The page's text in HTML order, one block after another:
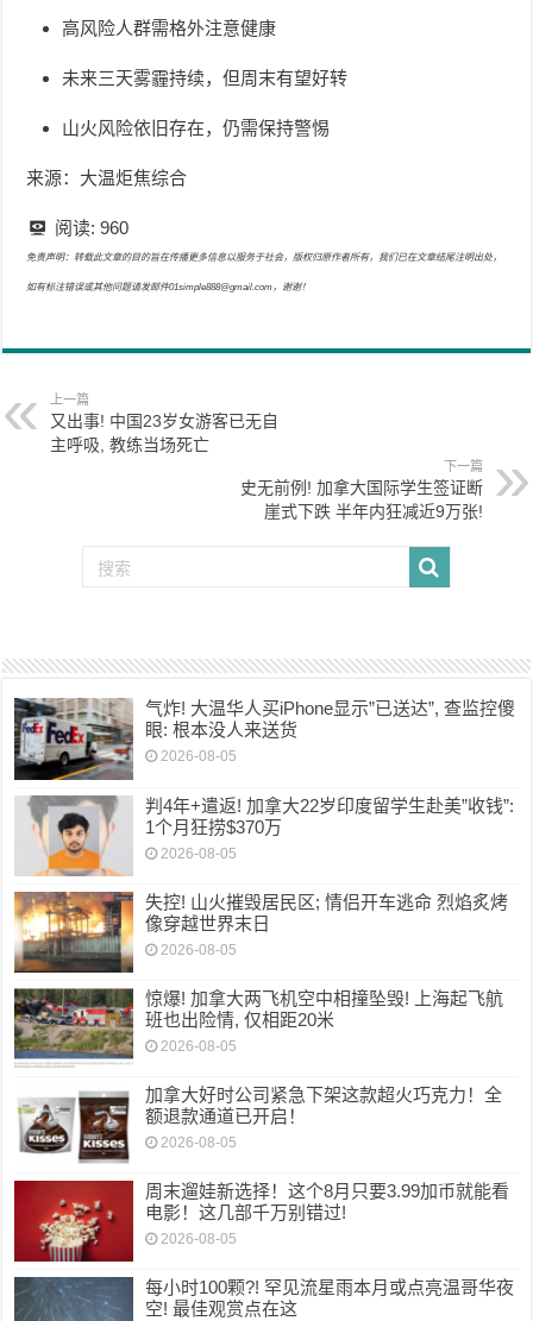
高风险人群需格外注意健康
未来三天雾霾持续，但周末有望好转
山火风险依旧存在，仍需保持警惕
来源：大温炬焦综合
阅读: 960
免责声明：转载此文章的目的旨在传播更多信息以服务于社会，版权归原作者所有，我们已在文章结尾注明出处，
如有标注错误或其他问题请发邮件01simple888@gmail.com，谢谢！
上一篇
又出事! 中国23岁女游客已无自
主呼吸, 教练当场死亡
下一篇
史无前例! 加拿大国际学生签证断
崖式下跌 半年内狂减近9万张!
气炸! 大温华人买iPhone显示”已送达”, 查监控傻
眼: 根本没人来送货
2026-08-05
判4年+遣返! 加拿大22岁印度留学生赴美”收钱”:
1个月狂捞$370万
2026-08-05
失控! 山火摧毁居民区; 情侣开车逃命 烈焰炙烤
像穿越世界末日
2026-08-05
惊爆! 加拿大两飞机空中相撞坠毁! 上海起飞航
班也出险情, 仅相距20米
2026-08-05
加拿大好时公司紧急下架这款超火巧克力！全
额退款通道已开启！
2026-08-05
周末遛娃新选择！这个8月只要3.99加币就能看
电影！这几部千万别错过!
2026-08-05
每小时100颗?! 罕见流星雨本月或点亮温哥华夜
空! 最佳观赏点在这